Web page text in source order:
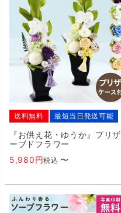
送料無料 最短当日発送可能
『お供え花・ゆうか』プリザ
ーブドフラワー
5,980
税込 〜